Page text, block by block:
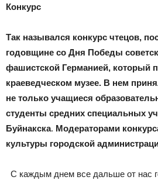
Конкурс
Так назывался конкурс чтецов,
годовщине со Дня Победы
фашистской Германией, который
краеведческом музее. В нем
не только учащиеся
студенты средних специальных
Буйнакска. Модераторами
культуры городской
С каждым днем все дальше от нас